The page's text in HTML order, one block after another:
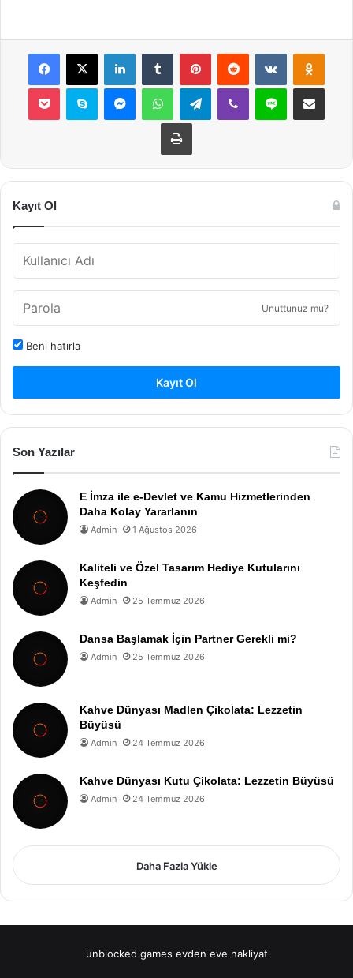
Facebook
X LinkedInTumblr PinterestReddit VKontakte
Pocket Skype MessengerWhatsAppTelegramViber Line E-Posta ile
Yazdır
Kayıt Ol
Unuttunuz mu?
Beni hatırla
Kayıt Ol
Son Yazılar
E İmza ile e-Devlet ve Kamu Hizmetlerinden
Daha Kolay Yararlanın
Admin 1 Ağustos 2026
Kaliteli ve Özel Tasarım Hediye Kutularını
Keşfedin
Admin 25 Temmuz 2026
Dansa Başlamak İçin Partner Gerekli mi?
Admin 25 Temmuz 2026
Kahve Dünyası Madlen Çikolata: Lezzetin
Büyüsü
Admin 24 Temmuz 2026
Kahve Dünyası Kutu Çikolata: Lezzetin Büyüsü
Admin 24 Temmuz 2026
Daha Fazla Yükle
unblocked games evden eve nakliyat